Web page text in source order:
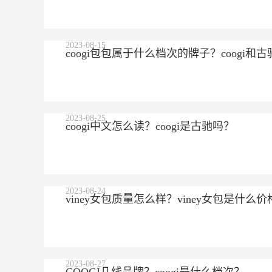
coogi包包属于什么档次的牌子？coogi和古
2023-08-15
coogi中文怎么读？coogi是古驰吗？
2023-08-25
viney女包质量怎么样？viney女包是什么价
2023-08-24
2023-08-27